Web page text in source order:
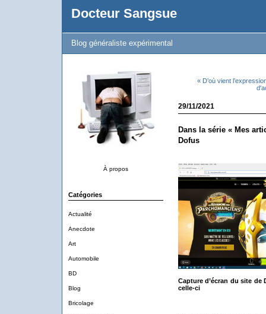
Docteur Sangsue
Blog généraliste expérimental
À propos
Catégories
Actualité
Anecdote
Art
Automobile
BD
Blog
Bricolage
« D’où vient
29/11/2021
Dans la série « Mes
Dofus
Capture d’écran du site
celle-ci